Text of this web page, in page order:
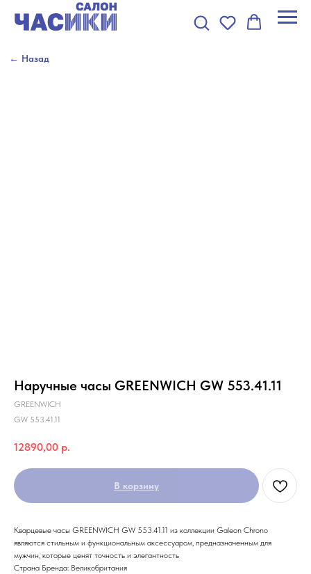
← Назад
Наручные часы GREENWICH GW 553.41.11
GREENWICH
GW 553.41.11
12890,00 р.
В корзину
Кварцевые часы GREENWICH GW 553.41.11 из коллекции Galeon Chrono
являются стильным и функциональным аксессуаром, предназначенным для
мужчин, которые ценят точность и элегантность
Страна Бренда: Великобритания